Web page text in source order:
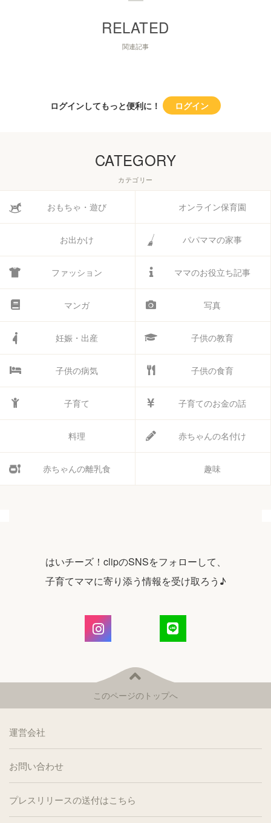
関連記事
ログインしてもっと便利に！ ログイン
CATEGORY
カテゴリー
おもちゃ・遊び オンライン保育園
お出かけ パパママの家事
ファッション ママのお役立ち記事
マンガ 写真
妊娠・出産 子供の教育
子供の病気 子供の食育
子育て 子育てのお金の話
料理 赤ちゃんの名付け
赤ちゃんの離乳食 趣味
はいチーズ！clipのSNSをフォローして、
子育てママに寄り添う情報を受け取ろう♪
このページのトップへ
運営会社
お問い合わせ
プレスリリースの送付はこちら